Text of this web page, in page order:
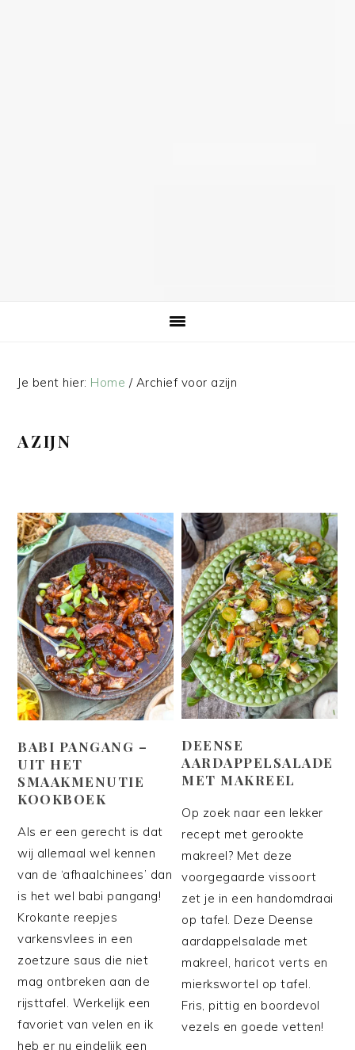
Je bent hier: Home /Archief voor azijn
AZIJN
BABI PANGANG –
UIT HET
SMAAKMENUTIE
KOOKBOEK
Als er een gerecht is dat
wij allemaal wel kennen
van de ‘afhaalchinees’ dan
is het wel babi pangang!
Krokante reepjes
varkensvlees in een
zoetzure saus die niet
mag ontbreken aan de
rijsttafel. Werkelijk een
favoriet van velen en ik
heb er nu eindelijk een
DEENSE
AARDAPPELSALADE
MET MAKREEL
Op zoek naar een lekker
recept met gerookte
makreel? Met deze
voorgegaarde vissoort
zet je in een handomdraai
op tafel. Deze Deense
aardappelsalade met
makreel, haricot verts en
mierkswortel op tafel.
Fris, pittig en boordevol
vezels en goede vetten!